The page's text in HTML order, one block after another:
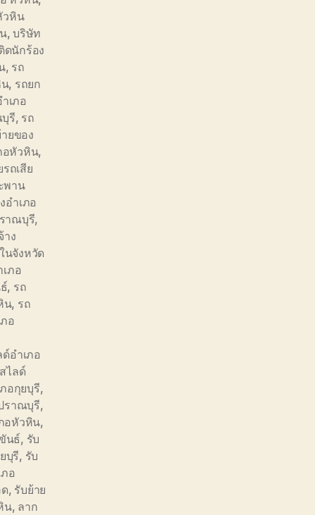
วหิน
,บริษัท
ดนักร้อง
, รถ
น, รถยก
เภอ
รี, รถ
ยของ
อหัวหิน,
ถเสีย
พาน
อำเภอ
าณบุรี,
าง
นจังหวัด
เภอ
, รถ
น, รถ
อ
อำเภอ
ไลด์
อกุยบุรี,
ราณบุรี,
อหัวหิน,
นธ์, รับ
บุรี, รับ
ภอ
, รับย้าย
น, ลาก